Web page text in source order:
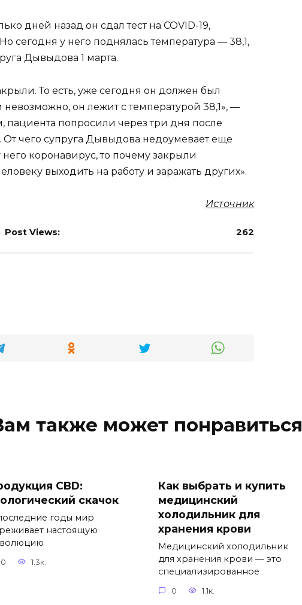
дней назад он сдал тест на COVID-19,
сегодня у него поднялась температура — 38,1,
Дывыдова 1 марта.
То есть, уже сегодня он должен был
невозможно, он лежит с температурой 38,1», —
пациента попросили через три дня после
От чего супруга Дывыдова недоумевает еще
коронавирус, то почему закрыли
выходить на работу и заражать других».
Источник
Post Views: 262
также может понравиться
CBD:
скачок
годы мир
настоящую
0 1.3к.
Как выбрать и купить
медицинский
холодильник для
хранения крови
Медицинский холодильник
для хранения крови — это
специализированное
0 1.1к.